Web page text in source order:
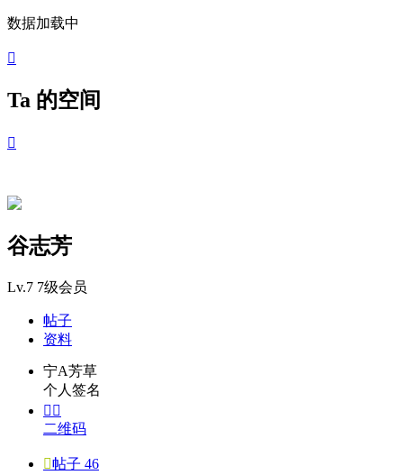
数据加载中

Ta 的空间

谷志芳
Lv.7 7级会员
帖子
资料
宁A芳草
个人签名
 
二维码
帖子 46